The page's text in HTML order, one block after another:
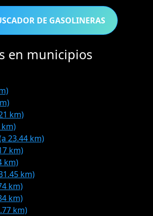
DE GASOLINERAS
en municipios
km)
km)
23.44 km)
km)
km)
km)
km)
km)
km)